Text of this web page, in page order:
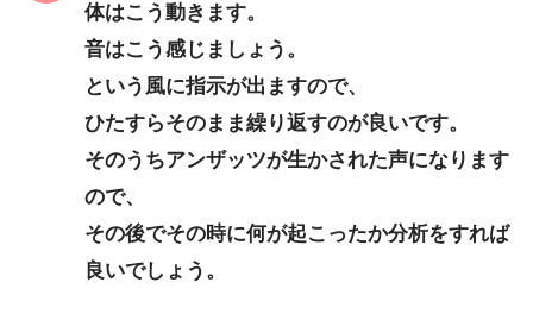
体はこう動きます。
音はこう感じましょう。
という風に指示が出ますので、
ひたすらそのまま繰り返すのが良いです。
そのうちアンザッツが生かされた声になります
ので、
その後でその時に何が起こったか分析をすれば
良いでしょう。